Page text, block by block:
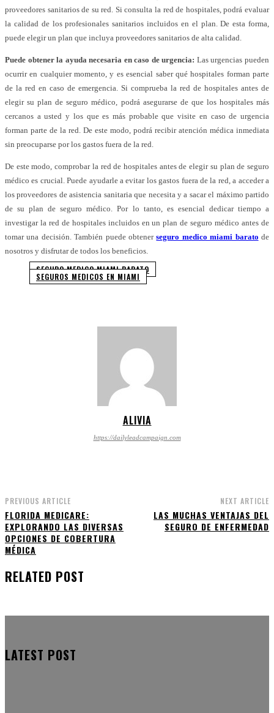
proveedores sanitarios de su red. Si consulta la red de hospitales, podrá evaluar
la calidad de los profesionales sanitarios incluidos en el plan. De esta forma,
puede elegir un plan que incluya proveedores sanitarios de alta calidad.
Puede obtener la ayuda necesaria en caso de urgencia: Las urgencias pueden
ocurrir en cualquier momento, y es esencial saber qué hospitales forman parte
de la red en caso de emergencia. Si comprueba la red de hospitales antes de
elegir su plan de seguro médico, podrá asegurarse de que los hospitales más
cercanos a usted y los que es más probable que visite en caso de urgencia
forman parte de la red. De este modo, podrá recibir atención médica inmediata
sin preocuparse por los gastos fuera de la red.
De este modo, comprobar la red de hospitales antes de elegir su plan de seguro
médico es crucial. Puede ayudarle a evitar los gastos fuera de la red, a acceder a
los proveedores de asistencia sanitaria que necesita y a sacar el máximo partido
de su plan de seguro médico. Por lo tanto, es esencial dedicar tiempo a
investigar la red de hospitales incluidos en un plan de seguro médico antes de
tomar una decisión. También puede obtenerseguro medico miami barato de
nosotros y disfrutar de todos los beneficios.
SEGURO MEDICO MIAMI BARATO
SEGUROS MEDICOS EN MIAMI
ALIVIA
https://dailyleadcampaign.com
PREVIOUS ARTICLE
FLORIDA MEDICARE:
EXPLORANDO LAS DIVERSAS
OPCIONES DE COBERTURA
MÉDICA
NEXT ARTICLE
LAS MUCHAS VENTAJAS DEL
SEGURO DE ENFERMEDAD
RELATED POST
LATEST POST